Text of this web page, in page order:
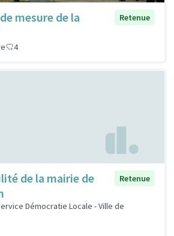
mesure de la
Retenue
4
de la mairie de
Retenue
Démocratie Locale - Ville de